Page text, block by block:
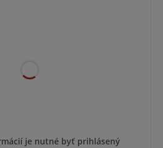
je nutné byť prihlásený